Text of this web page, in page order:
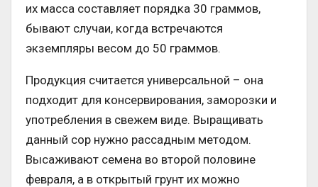
их масса составляет порядка 30 граммов,
бывают случаи, когда встречаются
экземпляры весом до 50 граммов.
Продукция считается универсальной – она
подходит для консервирования, заморозки и
употребления в свежем виде. Выращивать
данный сор нужно рассадным методом.
Высаживают семена во второй половине
февраля, а в открытый грунт их можно